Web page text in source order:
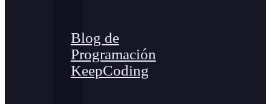
Blog de
Programación
KeepCoding